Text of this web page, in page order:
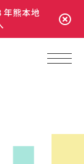
年熊本地